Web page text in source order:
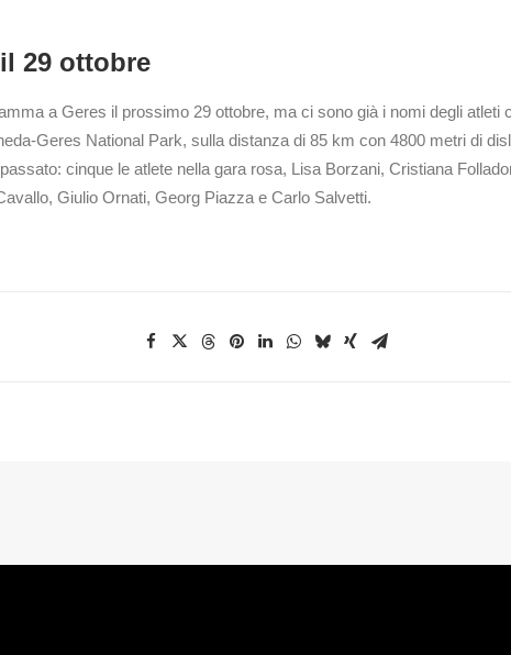
29 ottobre
a Geres il prossimo 29 ottobre, ma ci sono già i nomi degli
Geres National Park, sulla distanza di 85 km con 4800 metri di
cinque le atlete nella gara rosa, Lisa Borzani, Cristiana
Giulio Ornati, Georg Piazza e Carlo Salvetti.